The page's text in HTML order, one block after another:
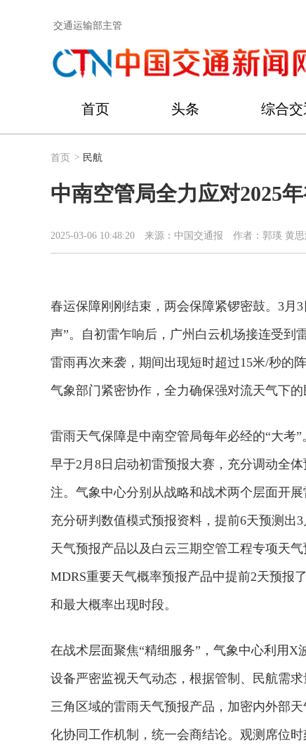
交通运输部主管
首页 头条 综合交
首页 > 民航
中南空管局全力应对2025
2025-03-06 10:48:20 来源：中国交通报 作者：郭瑛 黄
春运保障刚刚结束，两会保障紧锣密鼓。3月
声”。自初雷乍响后，广州白云机场接连受到
雷雨再次来袭，期间出现短时超过15米/秒的
气象部门紧密协作，全力确保强对流天气下
雷雨天气保障是中南空管局每年必经的“大考
早于2月8日启动初雷预报大赛，充分调动全
注。气象中心分别从战略和战术两个层面开
充分研判数值模式预报资料，提前6天预测出
天气预报产品以及白云三期空管工程专项天
MDRS重要天气概率预报产品中提前2天预报
和最大概率出现时段。
在战术层面聚焦“精细服务”，气象中心利用
设备严密监视天气动态，根据管制、民航需
三角区域的雷雨天气预报产品，加密内外部
化协同工作机制，统一会商结论。观测席位